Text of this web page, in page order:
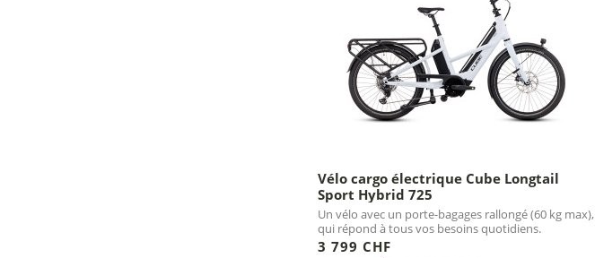
Vélo cargo électrique Cube Longtail
Sport Hybrid 725
Un vélo avec un porte-bagages rallongé (60 kg max),
qui répond à tous vos besoins quotidiens.
3 799 CHF